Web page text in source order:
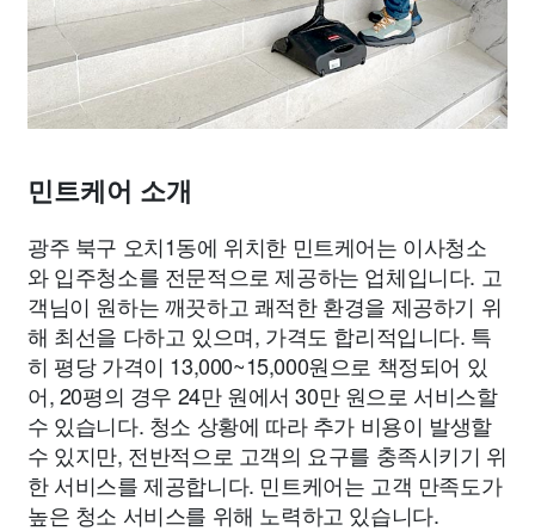
민트케어 소개
광주 북구 오치1동에 위치한 민트케어는 이사청소
와 입주청소를 전문적으로 제공하는 업체입니다. 고
객님이 원하는 깨끗하고 쾌적한 환경을 제공하기 위
해 최선을 다하고 있으며, 가격도 합리적입니다. 특
히 평당 가격이 13,000~15,000원으로 책정되어 있
어, 20평의 경우 24만 원에서 30만 원으로 서비스할
수 있습니다. 청소 상황에 따라 추가 비용이 발생할
수 있지만, 전반적으로 고객의 요구를 충족시키기 위
한 서비스를 제공합니다. 민트케어는 고객 만족도가
높은 청소 서비스를 위해 노력하고 있습니다.